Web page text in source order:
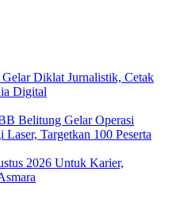
Diklat Jurnalistik, Cetak
Digital
Belitung Gelar Operasi
Targetkan 100 Peserta
2026 Untuk Karier,